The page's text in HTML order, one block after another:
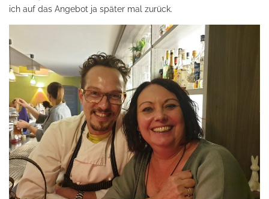
ich auf das Angebot ja später mal zurück.